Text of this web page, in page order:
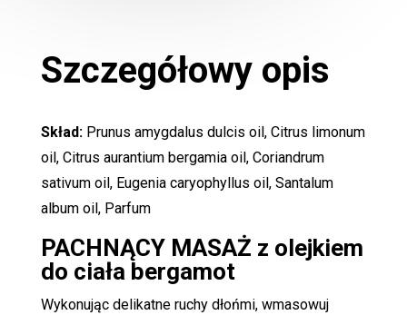
Szczegółowy opis
Skład: Prunus amygdalus dulcis oil, Citrus limonum
oil, Citrus aurantium bergamia oil, Coriandrum
sativum oil, Eugenia caryophyllus oil, Santalum
album oil, Parfum
PACHNĄCY MASAŻ z olejkiem
do ciała bergamot
Wykonując delikatne ruchy dłońmi, wmasowuj